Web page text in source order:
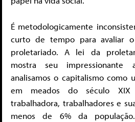
É metodologicamente
curto de tempo para avaliar
proletariado. A lei da
mostra seu impressionante
analisamos o capitalismo como
em meados do século XIX
trabalhadora, trabalhadores e
menos de 6% da